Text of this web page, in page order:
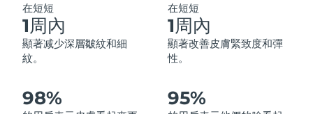
在短短
1周內
顯著减少深層皺紋和細
紋。
在短短
1周內
顯著改善皮膚緊致度和彈
性。
98% 95%
紐西蘭
挪威 預計送達日期8/9/26